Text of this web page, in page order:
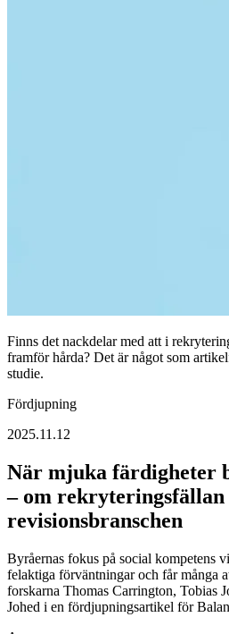
Finns det nackdelar med att i
framför hårda? Det är något som
studie.
Fördjupning
2025.11.12
När mjuka färdigheter
– om
revisionsbranschen
Byråernas fokus på social kompetens
felaktiga förväntningar och får många
forskarna Thomas Carrington, Tobias
Johed i en fördjupningsartikel för